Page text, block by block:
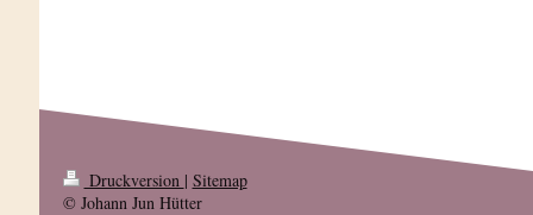
Druckversion | Sitemap
© Johann Jun Hütter